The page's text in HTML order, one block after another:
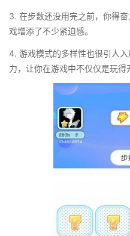
3. 在步数还没用完之前，你得
戏增添了不少紧迫感。
4. 游戏模式的多样性也很引人
力，让你在游戏中不仅仅是玩得